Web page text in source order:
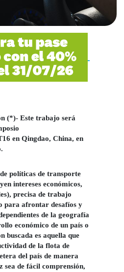
(*)- Este trabajo será
en Qingdao, China, en
políticas de transporte
intereses económicos,
precisa de trabajo
para afrontar desafíos y
de la geografía
económico de un país o
buscada es aquella que
de la flota de
del país de manera
sea de fácil comprensión,